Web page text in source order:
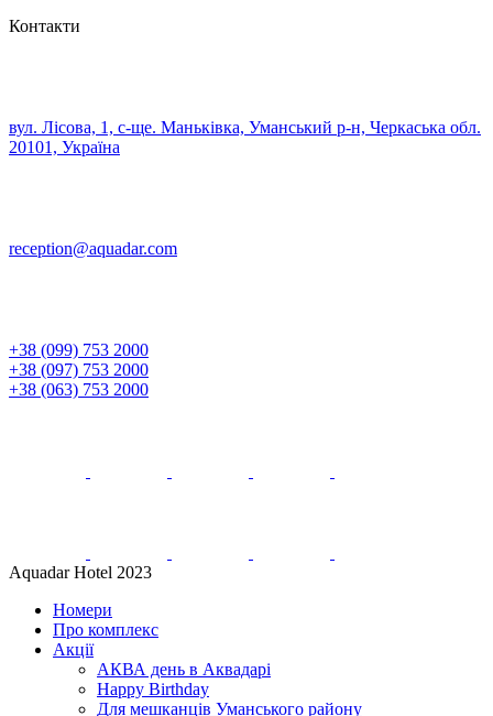
Контакти
вул. Лісова, 1, с-ще. Маньківка, Уманський р-н, Черкаська обл.
20101, Україна
reception@aquadar.com
+38 (099) 753 2000
+38 (097) 753 2000
+38 (063) 753 2000
Aquadar Hotel 2023
Номери
Про комплекс
Акції
АКВА день в Аквадарі
Happy Birthday
Для мешканців Уманського району